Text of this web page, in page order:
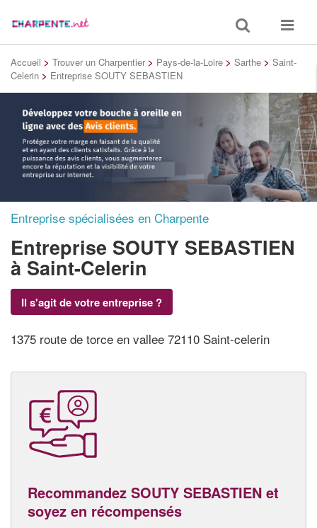
Toggle
search
Toggle
Accueil > Trouver un Charpentier > Pays-de-la-Loire > Sarthe > Saint-
Celerin > Entreprise SOUTY SEBASTIEN
Entreprise spécialisées en Charpente
Entreprise SOUTY SEBASTIEN
à Saint-Celerin
Il s'agit de votre entreprise ?
1375 route de torce en vallee 72110 Saint-celerin
Recommandez SOUTY SEBASTIEN et
soyez en récompensés